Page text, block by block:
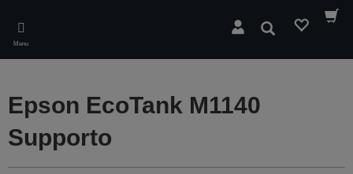
main
content
Menu
Cerca
Epson EcoTank M1140
Supporto